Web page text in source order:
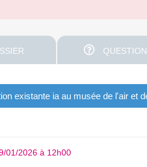
existante ia au musée de l'air et
01/2026 à 12h00